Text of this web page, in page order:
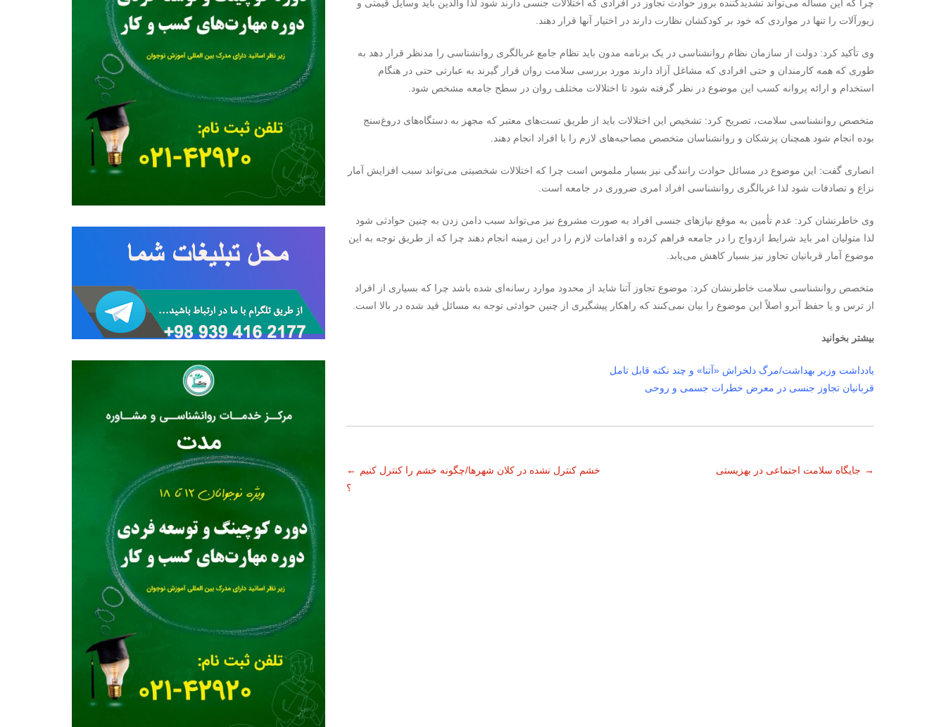
چرا که این مسأله می‌تواند تشدیدکننده بروز حوادث تجاوز در افرادی که اختلالات جنسی دارند شود لذا والدین باید وسایل قیمتی و
زیورآلات را تنها در مواردی که خود بر کودکشان نظارت دارند در اختیار آنها قرار دهند.
وی تأکید کرد: دولت از سازمان نظام روانشناسی در یک برنامه مدون باید نظام جامع غربالگری روانشناسی را مدنظر قرار دهد به
طوری که همه کارمندان و حتی افرادی که مشاغل آزاد دارند مورد بررسی سلامت روان قرار گیرند به عبارتی حتی در هنگام
استخدام و ارائه پروانه کسب این موضوع در نظر گرفته شود تا اختلالات مختلف روان در سطح جامعه مشخص شود.
متخصص روانشناسی سلامت، تصریح کرد: تشخیص این اختلالات باید از طریق تست‌های معتبر که مجهز به دستگاه‌های دروغ‌سنج
بوده انجام شود همچنان پزشکان و روانشناسان متخصص مصاحبه‌های لازم را با افراد انجام دهند.
انصاری گفت: این موضوع در مسائل حوادث رانندگی نیز بسیار ملموس است چرا که اختلالات شخصیتی می‌تواند سبب افزایش آمار
نزاع و تصادفات شود لذا غربالگری روانشناسی افراد امری ضروری در جامعه است.
وی خاطرنشان کرد: عدم تأمین به موقع نیازهای جنسی افراد به صورت مشروع نیز می‌تواند سبب دامن زدن به چنین حوادثی شود
لذا متولیان امر باید شرایط ازدواج را در جامعه فراهم کرده و اقدامات لازم را در این زمینه انجام دهند چرا که از طریق توجه به این
موضوع آمار قربانیان تجاوز نیز بسیار کاهش می‌یابد.
متخصص روانشناسی سلامت خاطرنشان کرد: موضوع تجاوز آتنا شاید از محدود موارد رسانه‌ای شده باشد چرا که بسیاری از افراد
از ترس و یا حفظ آبرو اصلاً این موضوع را بیان نمی‌کنند که راهکار پیشگیری از چنین حوادثی توجه به مسائل قید شده در بالا است.
بیشتر بخوانید
یادداشت وزیر بهداشت/مرگ دلخراش «آتنا» و چند نکته قابل تامل
قربانیان تجاوز جنسی در معرض خطرات جسمی و روحی
ناوبری
← خشم کنترل نشده در کلان شهرها/چگونه خشم را کنترل کنیم
؟
جایگاه سلامت اجتماعی در بهزیستی →